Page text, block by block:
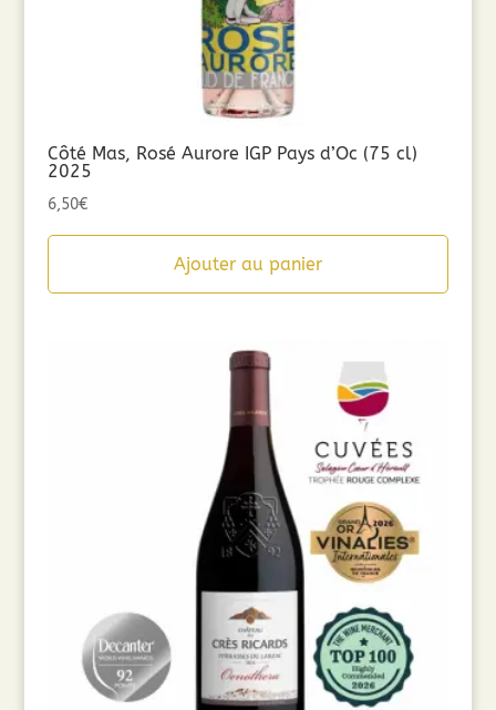
Côté Mas, Rosé Aurore IGP Pays d’Oc (75 cl)
2025
6,50€
Ajouter au panier